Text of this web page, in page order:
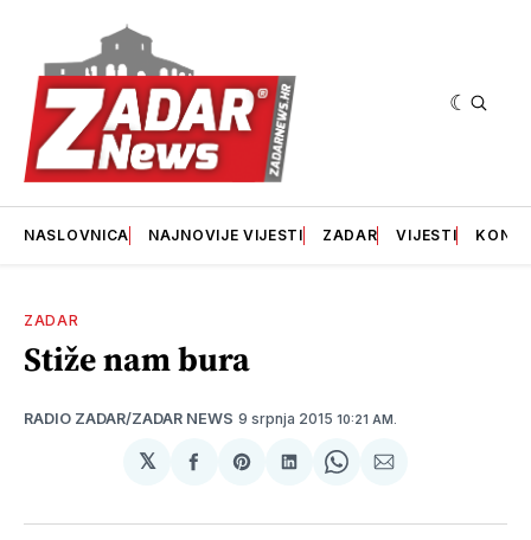
NASLOVNICA NAJNOVIJE VIJESTI ZADAR VIJESTI
ZADAR
Stiže nam bura
RADIO ZADAR/ZADAR NEWS 9 srpnja 2015 10:21 AM.
𝕏
podijeliSharepodijeliSharepodijeli